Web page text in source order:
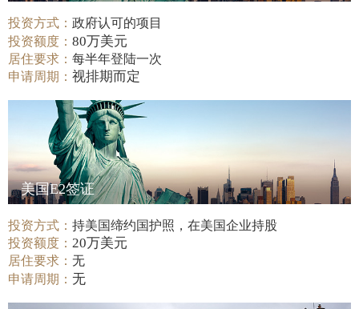
投资方式：政府认可的项目
投资额度：80万美元
居住要求：每半年登陆一次
申请周期：视排期而定
美国E2签证
投资方式：持美国缔约国护照，在美国企业持股
投资额度： 20万美元
居住要求：无
申请周期：无